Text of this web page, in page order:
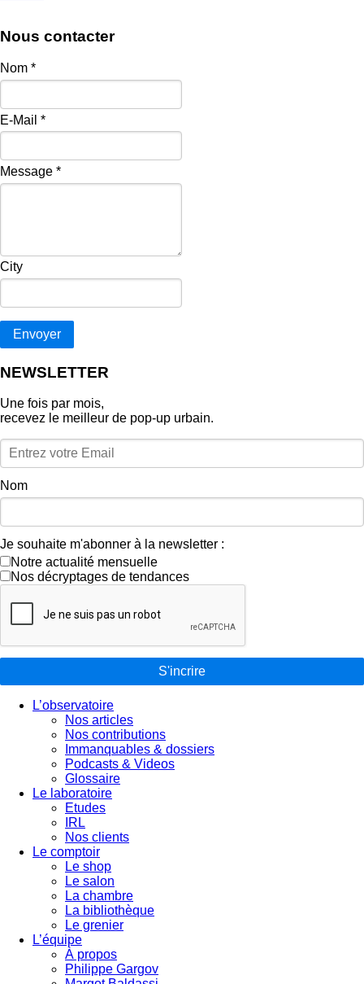
Nous contacter
Nom *
E-Mail *
Message *
City
Envoyer
NEWSLETTER
Une fois par mois,
recevez le meilleur de pop‑up urbain.
Nom
Je souhaite m'abonner à la newsletter :
Notre actualité mensuelle
Nos décryptages de tendances
S'incrire
L’observatoire
Nos articles
Nos contributions
Immanquables & dossiers
Podcasts & Videos
Glossaire
Le laboratoire
Etudes
IRL
Nos clients
Le comptoir
Le shop
Le salon
La chambre
La bibliothèque
Le grenier
L’équipe
À propos
Philippe Gargov